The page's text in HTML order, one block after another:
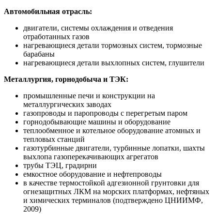
Автомобильная отрасль:
двигатели, системы охлаждения и отведения
отработанных газов
нагревающиеся детали тормозных систем, тормозные
барабаны
нагревающиеся детали выхлопных систем, глушители
Металлургия, горнодобыча и ТЭК:
промышленные печи и конструкции на
металлургических заводах
газопроводы и паропроводы с перегретым паром
горнодобывающие машины и оборудование
теплообменное и котельное оборудование атомных и
тепловых станций
газотурбинные двигатели, турбинные лопатки, шахты
выхлопа газоперекачивающих агрегатов
трубы ТЭЦ, градирни
емкостное оборудование и нефтепроводы
в качестве термостойкой адгезионной грунтовки для
огнезащитных ЛКМ на морских платформах, нефтяных
и химических терминалов (подтверждено ЦНИИМФ,
2009)